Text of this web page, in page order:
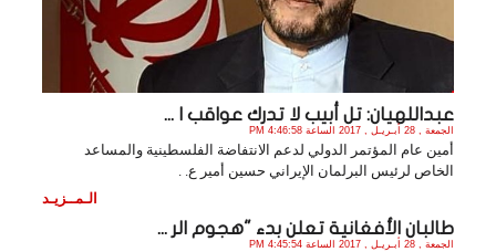
عبداللهيان: تل أبيب لا تدرك عواقب ا ...
الجمعة , 28 أبـريـل , 2017 الساعة 4:46:58 PM
أمين عام المؤتمر الدولي لدعم الانتفاضة الفلسطينية والمساعد
الخاص لرئيس البرلمان الإيراني حسين أمير ع. .
الـمــزيـد
طالبان الأفغانية تعلن بدء "هجوم الر ...
الجمعة , 28 أبـريـل , 2017 الساعة 4:45:54 PM